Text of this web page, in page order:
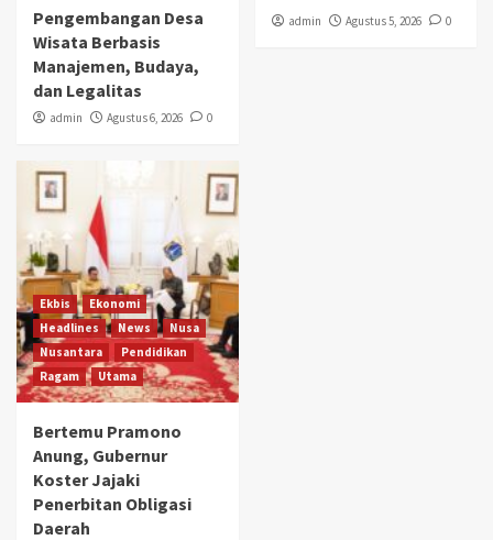
Pengembangan Desa
Wisata Berbasis
Manajemen, Budaya,
dan Legalitas
admin Agustus 6, 2026 0
admin Agustus 5, 2026 0
Ekbis
Ekonomi
Headlines
News
Nusa
Nusantara
Pendidikan
Ragam
Utama
Bertemu Pramono
Anung, Gubernur
Koster Jajaki
Penerbitan Obligasi
Daerah